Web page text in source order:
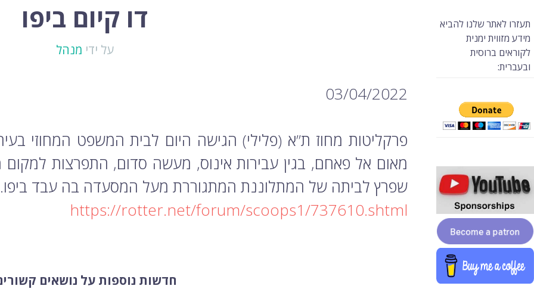
דו קיום ביפו
על ידי מנהל
03/04/2022
מאום אל פאחם, בגין עבירות אינוס, מעשה סדום, התפרצות למקום
שפרץ לביתה של המתלוננת המתגוררת מעל המסעדה בה עבד ביפו.
https://rotter.net/forum/scoops1/737610.shtml
חדשות נוספות על נושאים
תעזרו לאתר שלנו להביא
מידע מזווית ימנית
לקוראים ברוסית
ובעברית: